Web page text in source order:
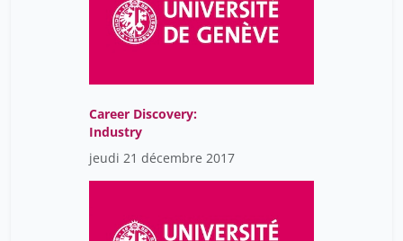
Career Discovery:
Industry
jeudi 21 décembre 2017